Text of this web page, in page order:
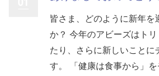
皆さま、どのように新年を
か？ 今年のアビーズはト
たり、さらに新しいことに
す。 「健康は食事から」